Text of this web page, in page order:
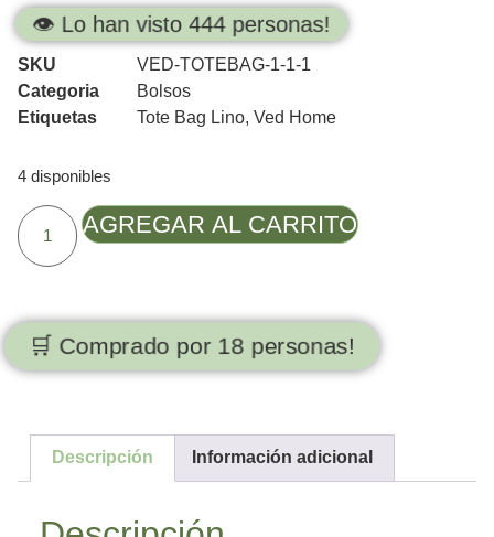
👁️ Lo han visto 444 personas!
SKU
VED-TOTEBAG-1-1-1
Categoria
Bolsos
Etiquetas
Tote Bag Lino, Ved Home
4 disponibles
AGREGAR AL CARRITO
🛒 Comprado por 18 personas!
Descripción Información adicional